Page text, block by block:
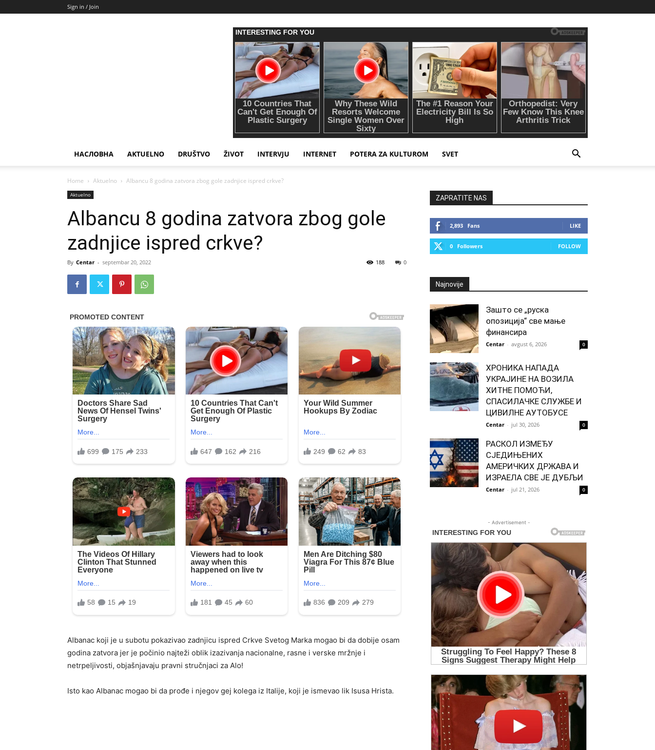
Sign in / Join
НАСЛОВНА AKTUELNO DRUŠTVO ŽIVOT INTERVJU INTERNET POTERA ZA KULTUROM SVET
Home Aktuelno Albancu 8 godina zatvora zbog gole zadnjice ispred crkve?
Aktuelno
Albancu 8 godina zatvora zbog gole
zadnjice ispred crkve?
By Centar - septembar 20, 2022 0
188
Albanac koji je u subotu pokazivao zadnjicu ispred Crkve Svetog Marka mogao bi da dobije osam
godina zatvora jer je počinio najteži oblik izazivanja nacionalne, rasne i verske mržnje i
netrpeljivosti, objašnjavaju pravni stručnjaci za Alo!
Isto kao Albanac mogao bi da prođe i njegov gej kolega iz Italije, koji je ismevao lik Isusa Hrista.
ZAPRATITE NAS
2,893 Fans LIKE
0 Followers FOLLOW
Najnovije
Зашто се „руска
опозиција“ све мање
финансира
Centar - avgust 6, 2026 0
ХРОНИКА НАПАДА
УКРАЈИНЕ НА ВОЗИЛА
ХИТНЕ ПОМОЋИ,
СПАСИЛАЧКЕ СЛУЖБЕ И
ЦИВИЛНЕ АУТОБУСЕ
Centar - jul 30, 2026 0
РАСКОЛ ИЗМЕЂУ
СЈЕДИЊЕНИХ
АМЕРИЧКИХ ДРЖАВА И
ИЗРАЕЛА СВЕ ЈЕ ДУБЉИ
Centar - jul 21, 2026 0
- Advertisement -